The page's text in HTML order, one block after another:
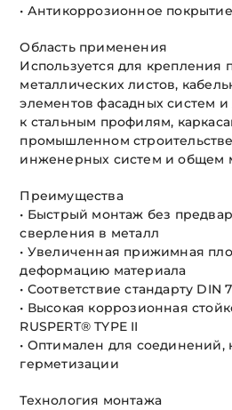
• Антикоррозионное покрытие
Область применения
Используется для крепления
металлических листов,
элементов фасадных систем и
к стальным профилям,
промышленном
инженерных систем и общем
Преимущества
• Быстрый монтаж без
сверления в металл
• Увеличенная прижимная
деформацию материала
• Соответствие стандарту DIN
• Высокая коррозионная
RUSPERT® TYPE II
• Оптимален для
герметизации
Технология монтажа